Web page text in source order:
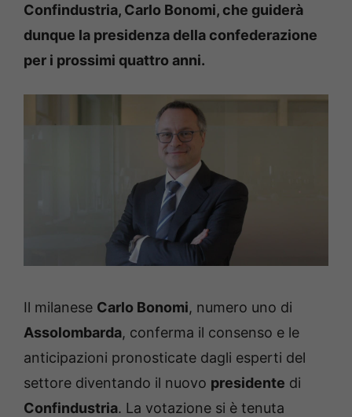
Confindustria, Carlo Bonomi, che guiderà
dunque la presidenza della confederazione
per i prossimi quattro anni.
Il milanese Carlo Bonomi, numero uno di
Assolombarda, conferma il consenso e le
anticipazioni pronosticate dagli esperti del
settore diventando il nuovo presidente di
Confindustria. La votazione si è tenuta